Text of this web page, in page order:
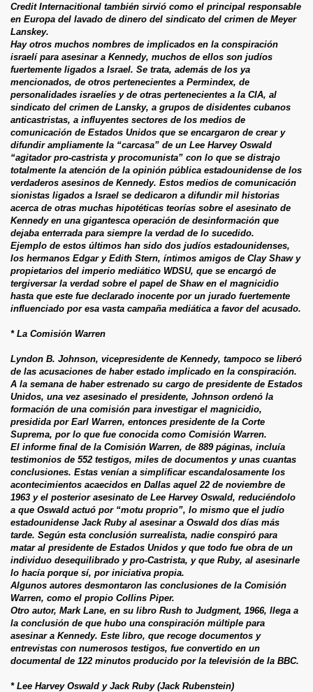
Credit Internacitional también sirvió como el principal responsable
en Europa del lavado de dinero del sindicato del crimen de Meyer
Lanskey.
Hay otros muchos nombres de implicados en la conspiración
israelí para asesinar a Kennedy, muchos de ellos son judíos
fuertemente ligados a Israel. Se trata, además de los ya
mencionados, de otros pertenecientes a Permindex, de
personalidades israelíes y de otras pertenecientes a la CIA, al
sindicato del crimen de Lansky, a grupos de disidentes cubanos
anticastristas, a influyentes sectores de los medios de
comunicación de Estados Unidos que se encargaron de crear y
difundir ampliamente la “carcasa” de un Lee Harvey Oswald
“agitador pro-castrista y procomunista” con lo que se distrajo
totalmente la atención de la opinión pública estadounidense de los
verdaderos asesinos de Kennedy. Estos medios de comunicación
sionistas ligados a Israel se dedicaron a difundir mil historias
acerca de otras muchas hipotéticas teorías sobre el asesinato de
Kennedy en una gigantesca operación de desinformación que
dejaba enterrada para siempre la verdad de lo sucedido.
Ejemplo de estos últimos han sido dos judíos estadounidenses,
los hermanos Edgar y Edith Stern, íntimos amigos de Clay Shaw y
propietarios del imperio mediático WDSU, que se encargó de
tergiversar la verdad sobre el papel de Shaw en el magnicidio
hasta que este fue declarado inocente por un jurado fuertemente
influenciado por esa vasta campaña mediática a favor del acusado.
* La Comisión Warren
Lyndon B. Johnson, vicepresidente de Kennedy, tampoco se liberó
de las acusaciones de haber estado implicado en la conspiración.
A la semana de haber estrenado su cargo de presidente de Estados
Unidos, una vez asesinado el presidente, Johnson ordenó la
formación de una comisión para investigar el magnicidio,
presidida por Earl Warren, entonces presidente de la Corte
Suprema, por lo que fue conocida como Comisión Warren.
El informe final de la Comisión Warren, de 889 páginas, incluía
testimonios de 552 testigos, miles de documentos y unas cuantas
conclusiones. Estas venían a simplificar escandalosamente los
acontecimientos acaecidos en Dallas aquel 22 de noviembre de
1963 y el posterior asesinato de Lee Harvey Oswald, reduciéndolo
a que Oswald actuó por “motu proprio”, lo mismo que el judío
estadounidense Jack Ruby al asesinar a Oswald dos días más
tarde. Según esta conclusión surrealista, nadie conspiró para
matar al presidente de Estados Unidos y que todo fue obra de un
individuo desequilibrado y pro-Castrista, y que Ruby, al asesinarle
lo hacía porque sí, por iniciativa propia.
Algunos autores desmontaron las conclusiones de la Comisión
Warren, como el propio Collins Piper.
Otro autor, Mark Lane, en su libro Rush to Judgment, 1966, llega a
la conclusión de que hubo una conspiración múltiple para
asesinar a Kennedy. Este libro, que recoge documentos y
entrevistas con numerosos testigos, fue convertido en un
documental de 122 minutos producido por la televisión de la BBC.
* Lee Harvey Oswald y Jack Ruby (Jack Rubenstein)